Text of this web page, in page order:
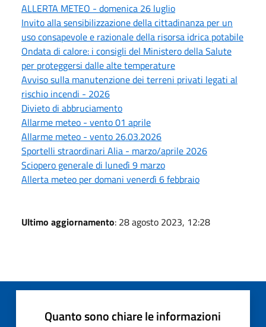
ALLERTA METEO - domenica 26 luglio
Invito alla sensibilizzazione della cittadinanza per un
uso consapevole e razionale della risorsa idrica potabile
Ondata di calore: i consigli del Ministero della Salute
per proteggersi dalle alte temperature
Avviso sulla manutenzione dei terreni privati legati al
rischio incendi - 2026
Divieto di abbruciamento
Allarme meteo - vento 01 aprile
Allarme meteo - vento 26.03.2026
Sportelli straordinari Alia - marzo/aprile 2026
Sciopero generale di lunedì 9 marzo
Allerta meteo per domani venerdì 6 febbraio
Ultimo aggiornamento: 28 agosto 2023, 12:28
Quanto sono chiare le informazioni